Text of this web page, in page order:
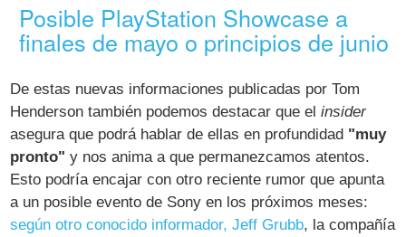
Posible PlayStation Showcase a
finales de mayo o principios de junio
De estas nuevas informaciones publicadas por Tom
Henderson también podemos destacar que elinsider
asegura que podrá hablar de ellas en profundidad "muy
pronto" y nos anima a que permanezcamos atentos.
Esto podría encajar con otro reciente rumor que apunta
a un posible evento de Sony en los próximos meses:
según otro conocido informador, Jeff Grubb, la compañía